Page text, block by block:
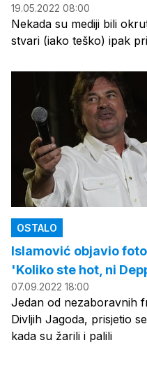
19.05.2022 08:00
Nekada su mediji bili
stvari (iako teško) ipak
OSTALO
Islamović objavio
'Koliko ste hot, ni
07.09.2022 18:00
Jedan od nezaboravnih
Divljih Jagoda, prisjetio
kada su žarili i palili